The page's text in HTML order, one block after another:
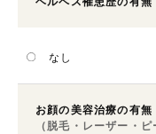
なし
お顔の美容治療の有無
（脱毛・レーザー・